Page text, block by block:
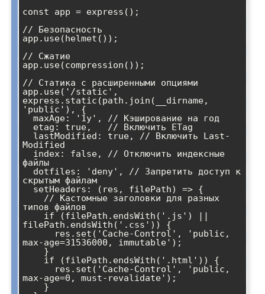
const app = express();
// Безопасность
app.use(helmet());
// Сжатие
app.use(compression());
// Статика с расширенными опциями
app.use('/static',
express.static(path.join(__dirname,
'public'), {
Modified
файлы
скрытым файлам
типов файлов
filePath.endsWith('.css')) {
max-age=31536000, immutable');
max-age=0, must-revalidate');